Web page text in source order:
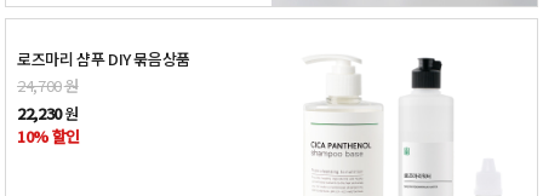
로즈마리 샴푸 DIY 묶음상품
24,700원
22,230원
10% 할인